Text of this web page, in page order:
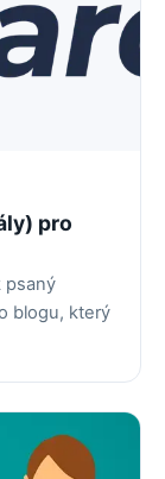
pro
psaný
blogu, který